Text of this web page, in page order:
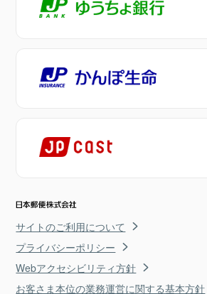
サイトのご利用について
プライバシーポリシー
Webアクセシビリティ方針
お客さま本位の業務運営に関する基本方針